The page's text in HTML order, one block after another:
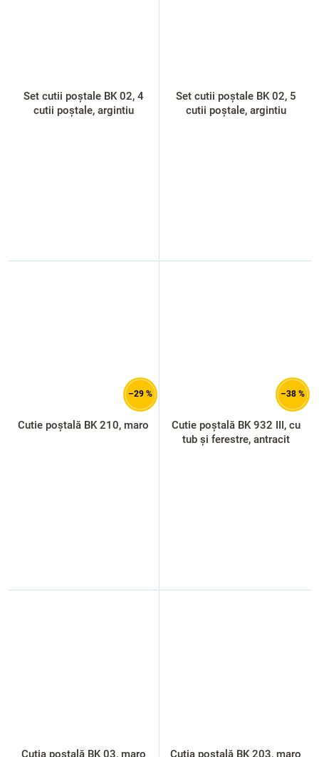
Set cutii poștale BK 02, 4
cutii poștale, argintiu
Set cutii poștale BK 02, 5
cutii poștale, argintiu
–29 %
Cutie poștală BK 210, maro
–38 %
Cutie poștală BK 932 III, cu
tub și ferestre, antracit
Cutia poștală BK 03, maro Cutia poștală BK 203, maro